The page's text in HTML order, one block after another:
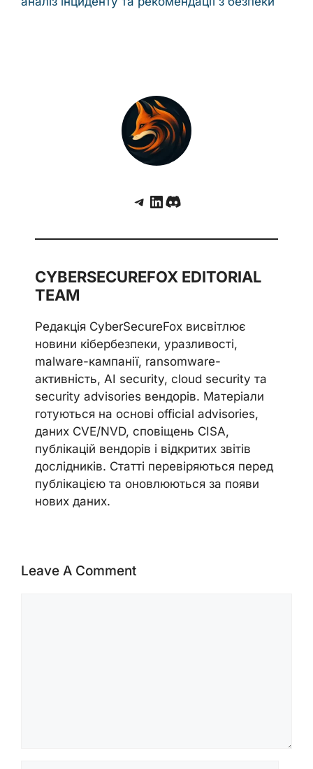
Telegram
LinkedIn
Discord
CYBERSECUREFOX EDITORIAL
TEAM
Редакція CyberSecureFox висвітлює
новини кібербезпеки, уразливості,
malware-кампанії, ransomware-
активність, AI security, cloud security та
security advisories вендорів. Матеріали
готуються на основі official advisories,
даних CVE/NVD, сповіщень CISA,
публікацій вендорів і відкритих звітів
дослідників. Статті перевіряються перед
публікацією та оновлюються за появи
нових даних.
Leave A Comment